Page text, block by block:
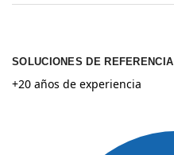
SOLUCIONES DE REFERENCIA
+20 años de experiencia